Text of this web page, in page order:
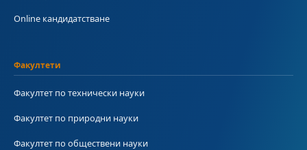
Online кандидатстване
Факултети
Факултет по технически науки
Факултет по природни науки
Факултет по обществени науки